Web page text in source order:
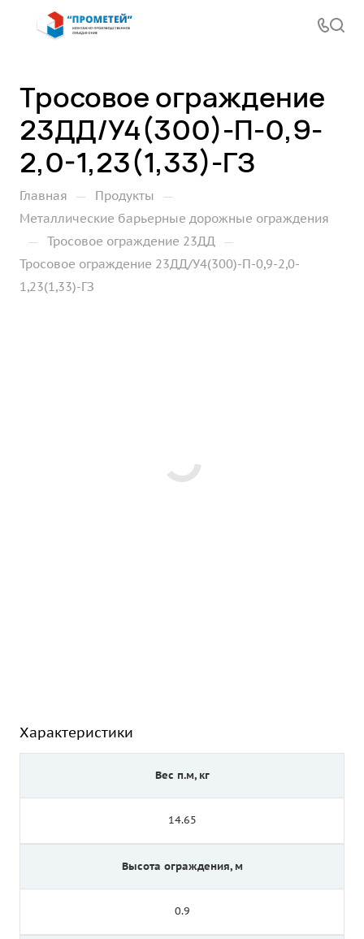
Тросовое ограждение
23ДД/У4(300)-П-0,9-
2,0-1,23(1,33)-ГЗ
Главная — Продукты —
Металлические барьерные дорожные ограждения
— Тросовое ограждение 23ДД —
Тросовое ограждение 23ДД/У4(300)-П-0,9-2,0-
1,23(1,33)-ГЗ
Характеристики
Вес п.м, кг
14.65
Высота ограждения, м
0.9